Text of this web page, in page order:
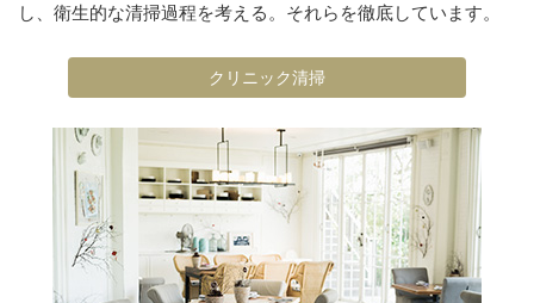
し、衛生的な清掃過程を考える。それらを徹底しています。
クリニック清掃